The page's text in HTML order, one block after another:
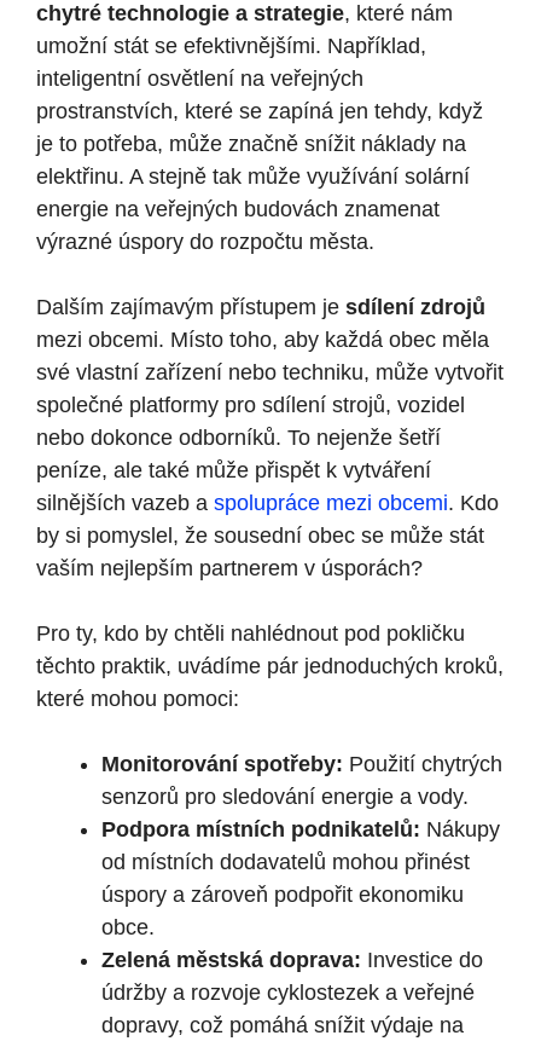
chytré technologie a strategie, které nám‌
umožní stát se efektivnějšími. Například,
inteligentní osvětlení na veřejných
prostranstvích, které se zapíná jen tehdy, když​
je to potřeba, může značně⁢ snížit náklady na
elektřinu. A stejně tak může využívání solární⁣
energie na veřejných budovách znamenat
výrazné úspory do rozpočtu města.
Dalším zajímavým přístupem je sdílení zdrojů
mezi obcemi. Místo toho, aby každá obec měla
své vlastní zařízení nebo techniku, může vytvořit
⁣společné platformy pro sdílení strojů, vozidel⁣
nebo ⁤dokonce odborníků. To nejenže⁣ šetří
peníze,⁢ ale také může přispět ⁣k vytváření
silnějších vazeb a spolupráce mezi obcemi. Kdo
by si pomyslel, že sousední obec se může⁣ stát
vaším ‌nejlepším​ partnerem v úsporách?
Pro ty, kdo⁣ by chtěli⁣ nahlédnout pod ⁤pokličku
těchto praktik, uvádíme pár jednoduchých ‍kroků,
které mohou pomoci:
Monitorování spotřeby: Použití chytrých
senzorů pro sledování energie a vody.
Podpora místních podnikatelů: Nákupy
od místních dodavatelů mohou přinést
úspory a zároveň‍ podpořit ekonomiku
obce.
Zelená městská doprava: Investice⁤ do
údržby a rozvoje cyklostezek a veřejné
dopravy, což pomáhá snížit výdaje na